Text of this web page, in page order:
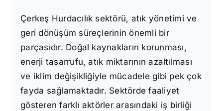
Çerkeş Hurdacılık sektörü, atık yönetimi ve
geri dönüşüm süreçlerinin önemli bir
parçasıdır. Doğal kaynakların korunması,
enerji tasarrufu, atık miktarının azaltılması
ve iklim değişikliğiyle mücadele gibi pek çok
fayda sağlamaktadır. Sektörde faaliyet
gösteren farklı aktörler arasındaki iş birliği